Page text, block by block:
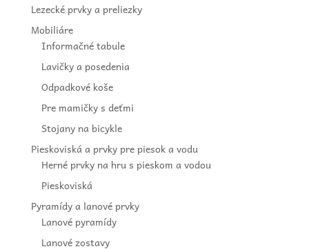
Lezecké prvky a preliezky
Mobiliáre
Informačné tabule
Lavičky a posedenia
Odpadkové koše
Pre mamičky s deťmi
Stojany na bicykle
Pieskoviská a prvky pre piesok a vodu
Herné prvky na hru s pieskom a vodou
Pieskoviská
Pyramídy a lanové prvky
Lanové pyramídy
Lanové zostavy